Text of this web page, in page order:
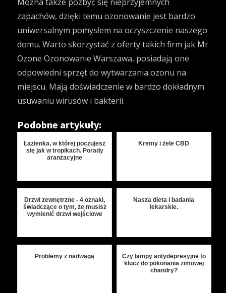
zapachów, dzięki temu ozonowanie jest bardzo
uniwersalnym pomysłem na oczyszczenie naszego
domu. Warto skorzystać z oferty takich firm jak Mr
Ozone Ozonowanie Warszawa, posiadają one
odpowiedni sprzęt do wytwarzania ozonu na
miejscu. Mają doświadczenie w bardzo dokładnym
usuwaniu wirusów i bakterii.
Podobne artykuły:
Łazienka, w której poczujesz
się jak w tropikach. Porady
aranżacyjne
Kremy i żele CBD
Drzwi zewnętrzne - 4 oznaki,
świadczące o tym, że musisz
wymienić drzwi wejściowe
Nasza dieta i badania
lekarskie.
Problemy z nadwagą
Czy lampy antydepresyjne to
klucz do pokonania zimowej
chandry?